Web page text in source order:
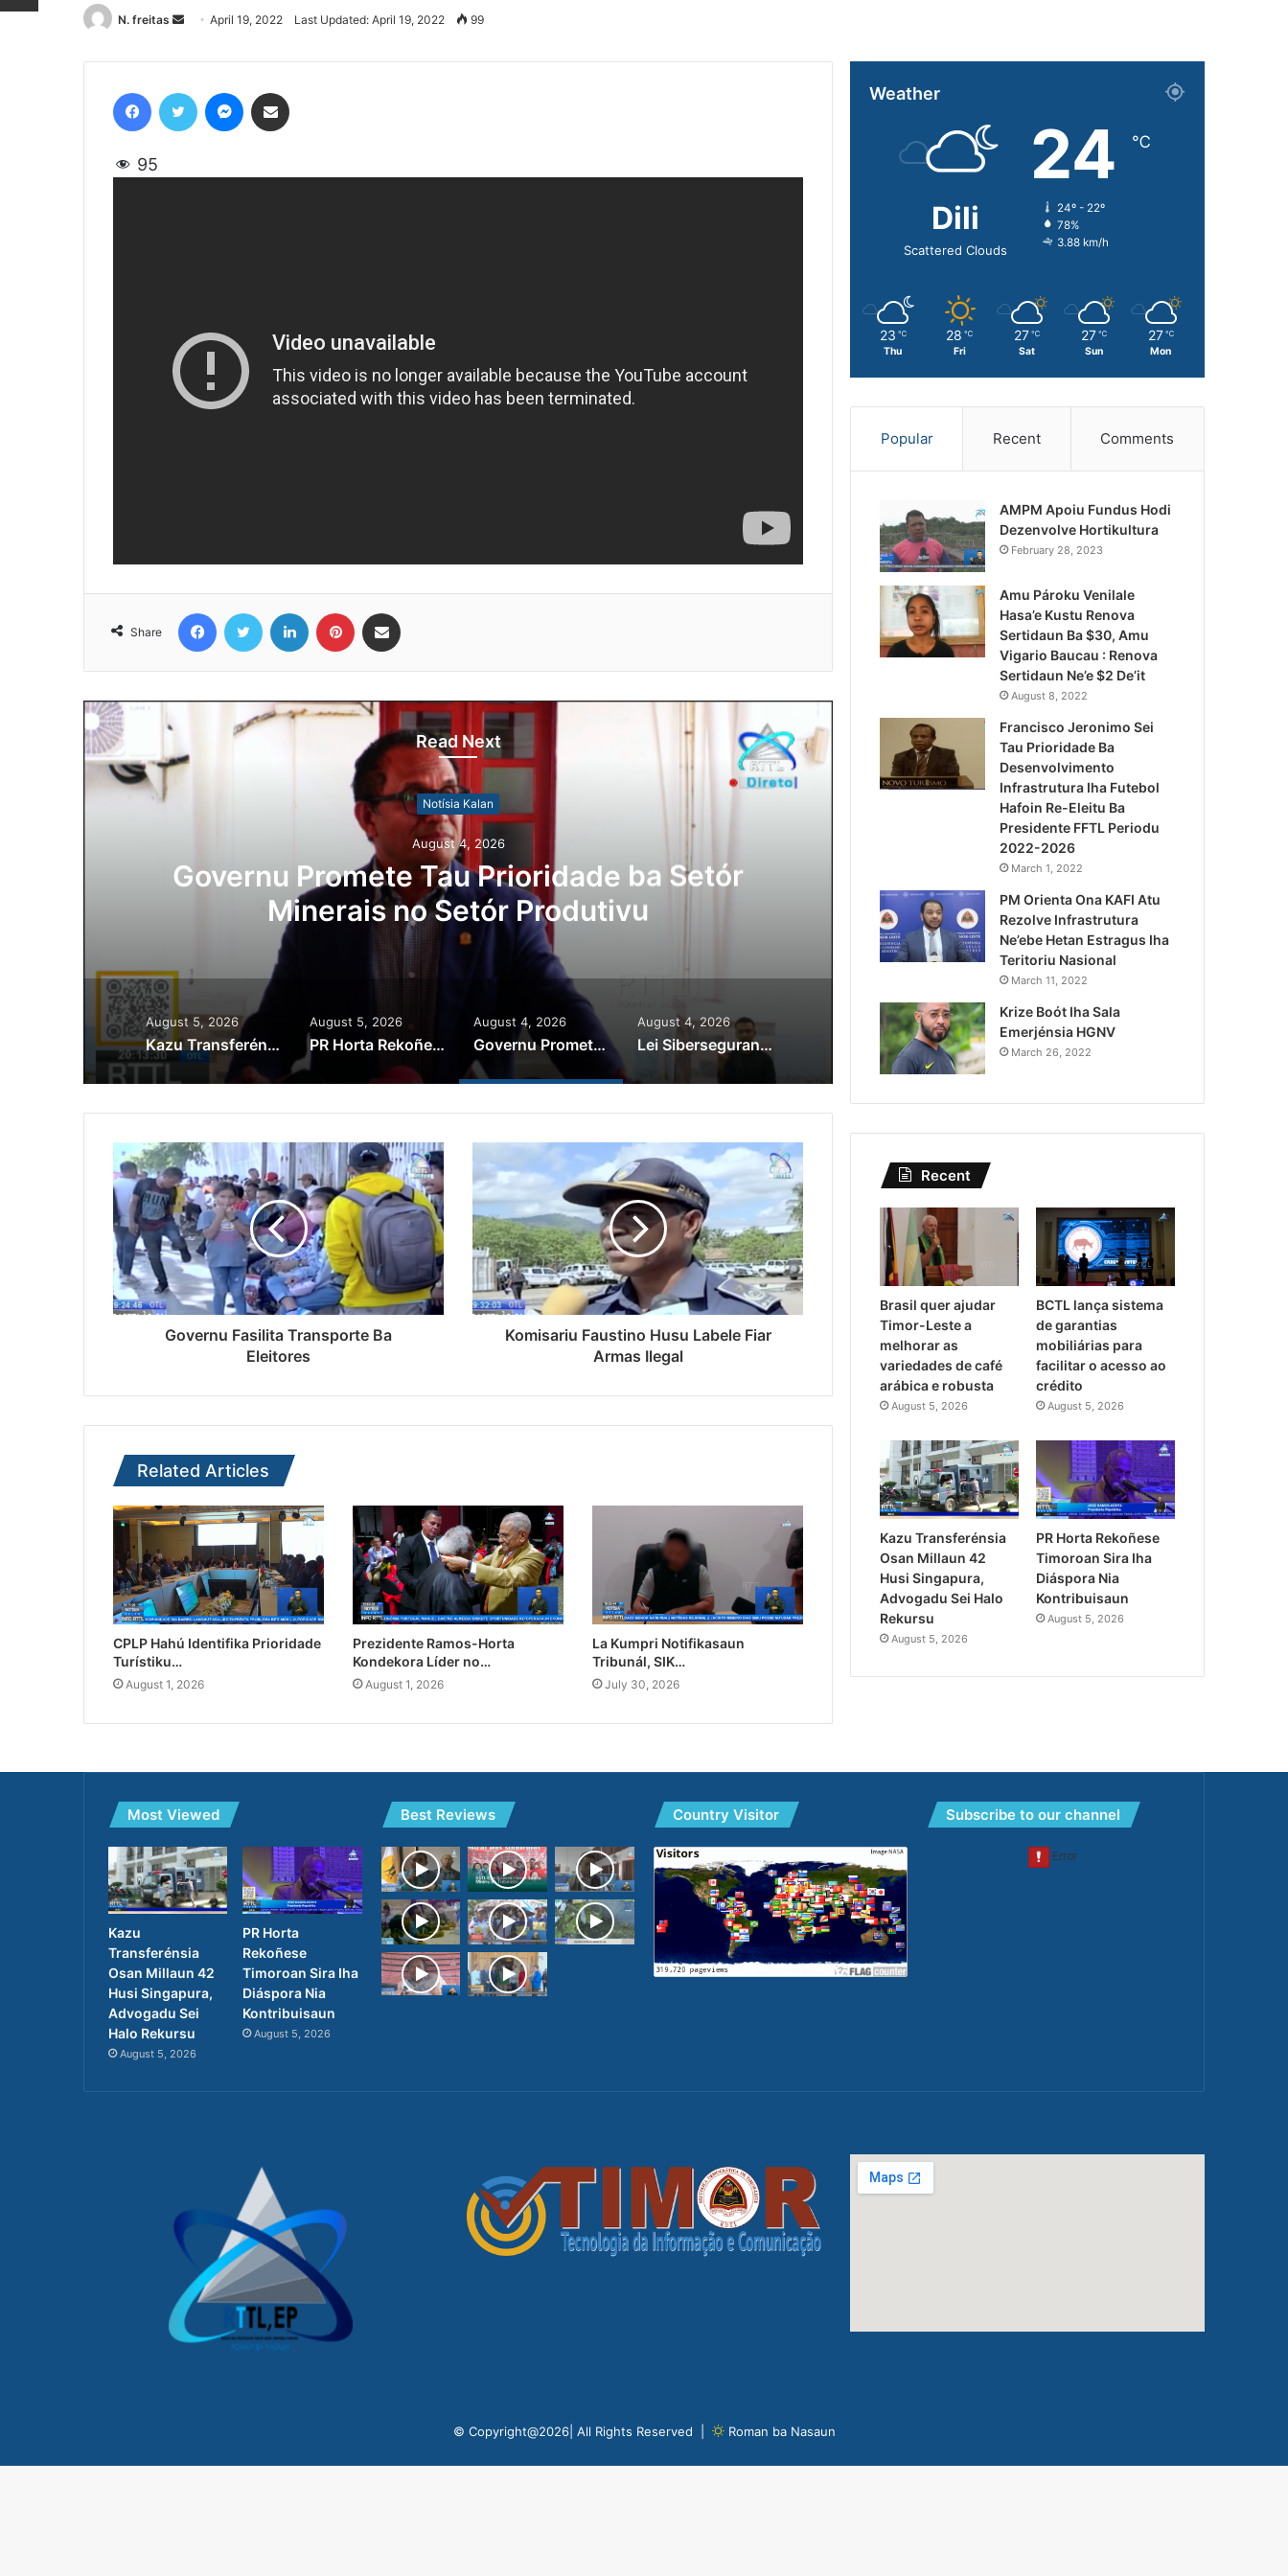
N. freitas
Send
email
April 19, 2022 Last Updated: April 19, 2022 99
95
Share
Read Next
Notísia Kalan
August 4, 2026
Governu Promete Tau Prioridade ba Setór
Minerais no Setór Produtivu
Lei Siberseguransa Ajuda
Kaptura Autór Kriminozu
Estranjeiru
August 5, 2026
Kazu Transferénsia Osan Millaun 42 Husi Singapura, Advogadu Sei Halo Rekursu
August 5, 2026
PR Horta Rekoñese Timoroan Sira Iha Diáspora Nia Kontribuisaun
August 4, 2026
Governu Promete Tau Prioridade ba Setór Minerais no Setór Produtivu
August 4, 2026
Lei Siberseguransa Ajuda Autoridade Polisiál Kaptura Autór Kriminozu ho Paradeiru Iha Estranjeiru
Governu Fasilita Transporte Ba
Eleitores
Komisariu Faustino Husu Labele Fiar
Armas Ilegal
Related Articles
CPLP Hahú Identifika Prioridade
Turístiku…
August 1, 2026
Prezidente Ramos-Horta
Kondekora Líder no…
August 1, 2026
La Kumpri Notifikasaun
Tribunál, SIK…
July 30, 2026
Weather
Dili
Scattered Clouds
24 ℃
24º - 22º
78%
3.88 km/h
23 ℃
Thu
28 ℃
Fri
27 ℃
Sat
27 ℃
Sun
27 ℃
Mon
Popular Recent Comments
AMPM Apoiu Fundus Hodi
Dezenvolve Hortikultura
February 28, 2023
Amu Pároku Venilale
Hasa’e Kustu Renova
Sertidaun Ba $30, Amu
Vigario Baucau : Renova
Sertidaun Ne’e $2 De’it
August 8, 2022
Francisco Jeronimo Sei
Tau Prioridade Ba
Desenvolvimento
Infrastrutura Iha Futebol
Hafoin Re-Eleitu Ba
Presidente FFTL Periodu
2022-2026
March 1, 2022
PM Orienta Ona KAFI Atu
Rezolve Infrastrutura
Ne’ebe Hetan Estragus Iha
Teritoriu Nasional
March 11, 2022
Krize Boót Iha Sala
Emerjénsia HGNV
March 26, 2022
Recent
Brasil quer ajudar
Timor-Leste a
melhorar as
variedades de café
arábica e robusta
August 5, 2026
BCTL lança sistema
de garantias
mobiliárias para
facilitar o acesso ao
crédito
August 5, 2026
Kazu Transferénsia
Osan Millaun 42
Husi Singapura,
Advogadu Sei Halo
Rekursu
August 5, 2026
PR Horta Rekoñese
Timoroan Sira Iha
Diáspora Nia
Kontribuisaun
August 5, 2026
Most Viewed
Kazu
Transferénsia
Osan Millaun 42
Husi Singapura,
Advogadu Sei
Halo Rekursu
August 5, 2026
PR Horta
Rekoñese
Timoroan Sira Iha
Diáspora Nia
Kontribuisaun
August 5, 2026
Best Reviews Country Visitor Subscribe to our channel
© Copyright@2026| All Rights Reserved | Roman ba Nasaun